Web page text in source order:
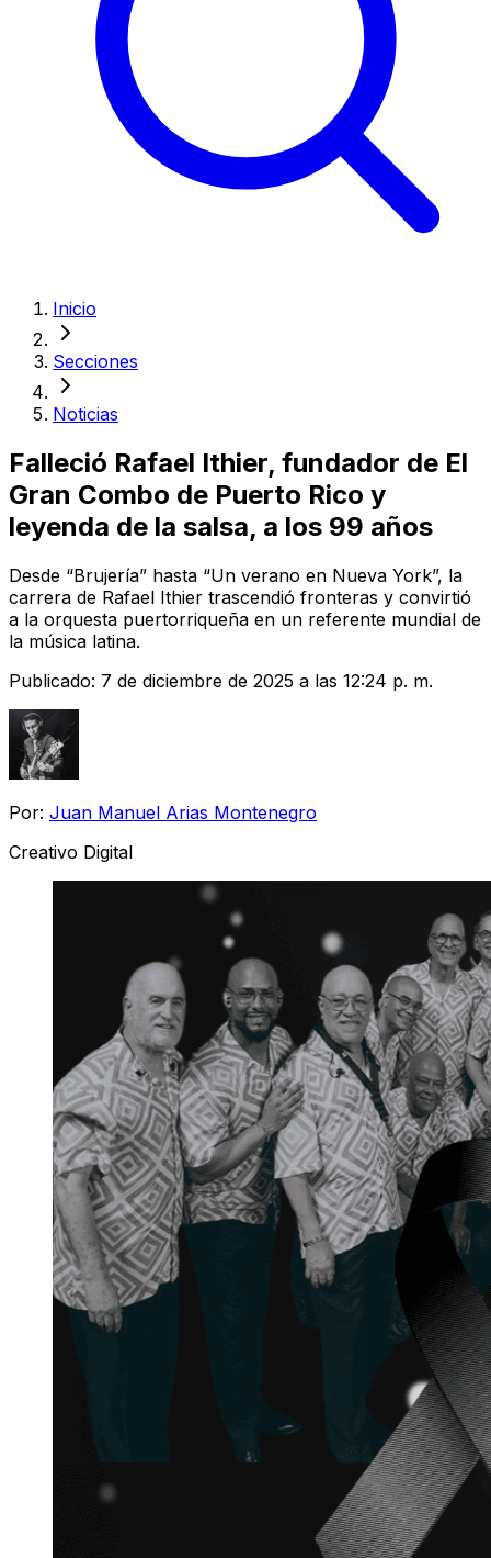
Inicio
Secciones
Noticias
Falleció Rafael Ithier, fundador de El
Gran Combo de Puerto Rico y
leyenda de la salsa, a los 99 años
Desde “Brujería” hasta “Un verano en Nueva York”, la
carrera de Rafael Ithier trascendió fronteras y convirtió
a la orquesta puertorriqueña en un referente mundial de
la música latina.
Publicado: 7 de diciembre de 2025 a las 12:24 p. m.
Por: Juan Manuel Arias Montenegro
Creativo Digital